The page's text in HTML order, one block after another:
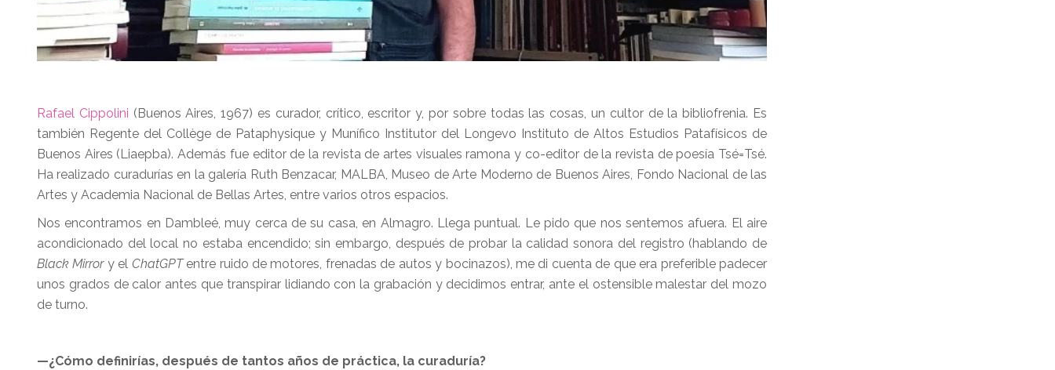
Rafael Cippolini (Buenos Aires, 1967) es curador, crítico, escritor y, por sobre todas las cosas, un cultor de la bibliofrenia. Es
también Regente del Collège de Pataphysique y Munífico Institutor del Longevo Instituto de Altos Estudios Patafísicos de
Buenos Aires (Liaepba). Además fue editor de la revista de artes visuales ramona y co-editor de la revista de poesía Tsé=Tsé.
Ha realizado curadurías en la galería Ruth Benzacar, MALBA, Museo de Arte Moderno de Buenos Aires, Fondo Nacional de las
Artes y Academia Nacional de Bellas Artes, entre varios otros espacios.
Nos encontramos en Dambleé, muy cerca de su casa, en Almagro. Llega puntual. Le pido que nos sentemos afuera. El aire
acondicionado del local no estaba encendido; sin embargo, después de probar la calidad sonora del registro (hablando de
Black Mirrory el ChatGPTentre ruido de motores, frenadas de autos y bocinazos), me di cuenta de que era preferible padecer
unos grados de calor antes que transpirar lidiando con la grabación y decidimos entrar, ante el ostensible malestar del mozo
de turno.
—¿Cómo definirías, después de tantos años de práctica, la curaduría?